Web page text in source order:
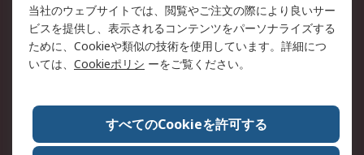
RSについて
会社概要
採用情報
プレスリリース＆お知ら
コーポレートサイト
全世界のRS
RSの歴史
ESGへの取り組み（英語）
認証について
当社のウェブサイトでは、閲覧やご注文の際により良いサー
ビスを提供し、表示されるコンテンツをパーソナライズする
ために、Cookieや類似の技術を使用しています。詳細につ
いては、 Cookieポリシ ーをご覧ください。
すべてのCookieを許可する